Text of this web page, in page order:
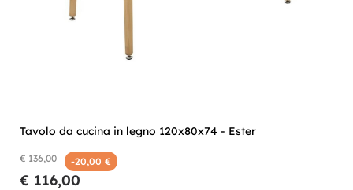
Tavolo da cucina in legno 120x80x74 - Ester
€ 136,00 -20,00 €
€ 116,00